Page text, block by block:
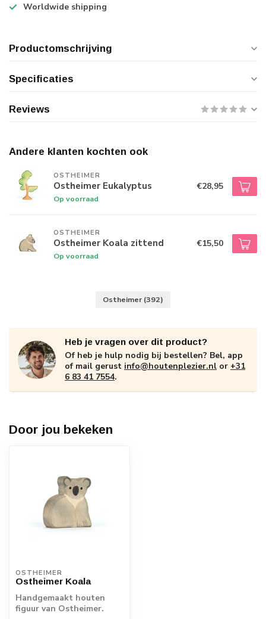
Worldwide shipping
Productomschrijving
Specificaties
Reviews
Andere klanten kochten ook
OSTHEIMER
Ostheimer Eukalyptus
Op voorraad
€28,95
OSTHEIMER
Ostheimer Koala zittend
Op voorraad
€15,50
Ostheimer (392)
Heb je vragen over dit product?
Of heb je hulp nodig bij bestellen? Bel, app
of mail gerust info@houtenplezier.nl or +31
6 83 41 7554.
Door jou bekeken
OSTHEIMER
Ostheimer Koala
Handgemaakt houten
figuur van Ostheimer.